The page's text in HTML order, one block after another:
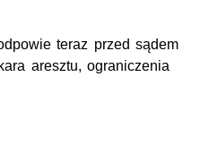
teraz przed sądem
aresztu, ograniczenia